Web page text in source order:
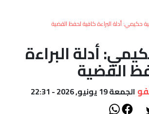
العالم
أعمدة
الصحراء
حكيمي: أدلة البراءة كافية لحفظ القضية
أدلة البراءة
القضية
الجمعة 19 يونيو, 2026 - 22:31